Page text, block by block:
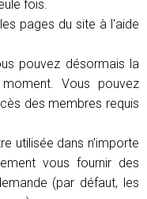
fois.
pages du site à l'aide
pouvez désormais la
Vous pouvez
des membres requis
utilisée dans n’importe
vous fournir des
(par défaut, les